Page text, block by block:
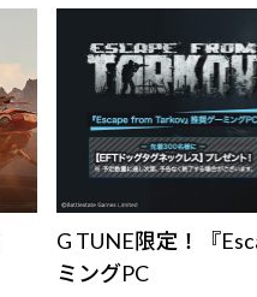
G TUNE限定！『
ミングPC